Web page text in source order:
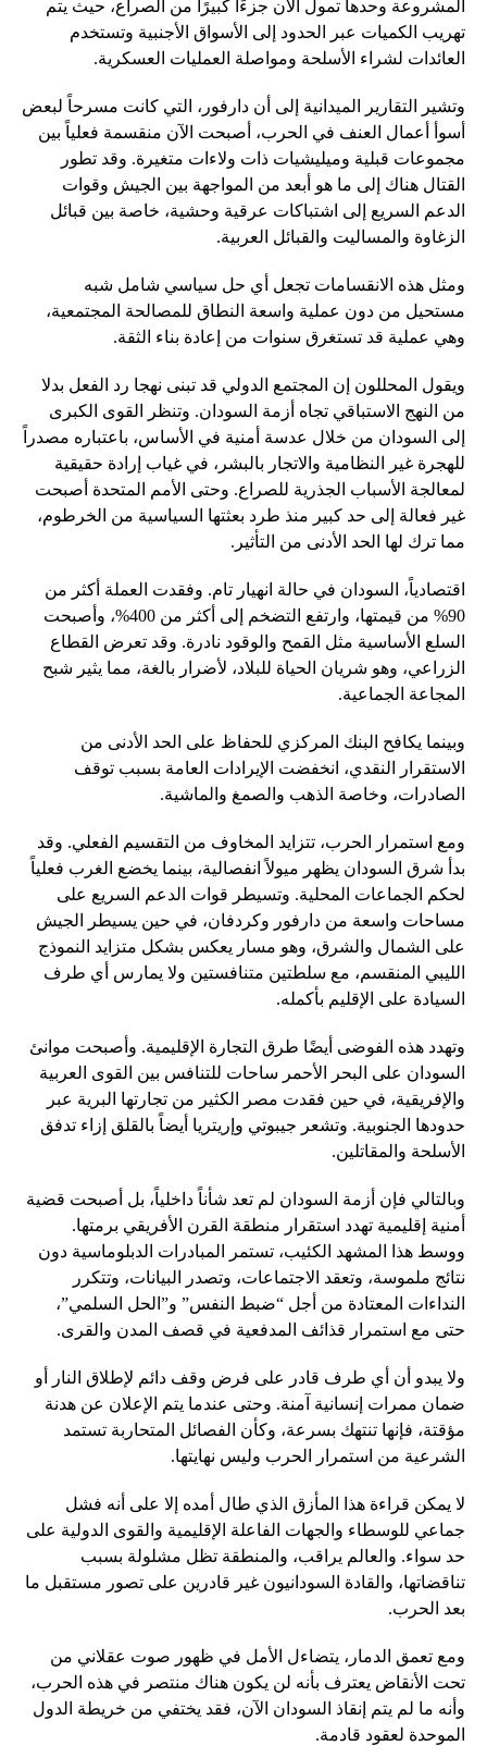
المشروعة وحدها تمول الآن جزءًا كبيرًا من الصراع، حيث يتم
تهريب الكميات عبر الحدود إلى الأسواق الأجنبية وتستخدم
العائدات لشراء الأسلحة ومواصلة العمليات العسكرية.
وتشير التقارير الميدانية إلى أن دارفور، التي كانت مسرحاً لبعض
أسوأ أعمال العنف في الحرب، أصبحت الآن منقسمة فعلياً بين
مجموعات قبلية وميليشيات ذات ولاءات متغيرة. وقد تطور
القتال هناك إلى ما هو أبعد من المواجهة بين الجيش وقوات
الدعم السريع إلى اشتباكات عرقية وحشية، خاصة بين قبائل
الزغاوة والمساليت والقبائل العربية.
ومثل هذه الانقسامات تجعل أي حل سياسي شامل شبه
مستحيل من دون عملية واسعة النطاق للمصالحة المجتمعية،
وهي عملية قد تستغرق سنوات من إعادة بناء الثقة.
ويقول المحللون إن المجتمع الدولي قد تبنى نهجا رد الفعل بدلا
من النهج الاستباقي تجاه أزمة السودان. وتنظر القوى الكبرى
إلى السودان من خلال عدسة أمنية في الأساس، باعتباره مصدراً
للهجرة غير النظامية والاتجار بالبشر، في غياب إرادة حقيقية
لمعالجة الأسباب الجذرية للصراع. وحتى الأمم المتحدة أصبحت
غير فعالة إلى حد كبير منذ طرد بعثتها السياسية من الخرطوم،
مما ترك لها الحد الأدنى من التأثير.
اقتصادياً، السودان في حالة انهيار تام. وفقدت العملة أكثر من
90% من قيمتها، وارتفع التضخم إلى أكثر من 400%، وأصبحت
السلع الأساسية مثل القمح والوقود نادرة. وقد تعرض القطاع
الزراعي، وهو شريان الحياة للبلاد، لأضرار بالغة، مما يثير شبح
المجاعة الجماعية.
وبينما يكافح البنك المركزي للحفاظ على الحد الأدنى من
الاستقرار النقدي، انخفضت الإيرادات العامة بسبب توقف
الصادرات، وخاصة الذهب والصمغ والماشية.
ومع استمرار الحرب، تتزايد المخاوف من التقسيم الفعلي. وقد
بدأ شرق السودان يظهر ميولاً انفصالية، بينما يخضع الغرب فعلياً
لحكم الجماعات المحلية. وتسيطر قوات الدعم السريع على
مساحات واسعة من دارفور وكردفان، في حين يسيطر الجيش
على الشمال والشرق، وهو مسار يعكس بشكل متزايد النموذج
الليبي المنقسم، مع سلطتين متنافستين ولا يمارس أي طرف
السيادة على الإقليم بأكمله.
وتهدد هذه الفوضى أيضًا طرق التجارة الإقليمية. وأصبحت موانئ
السودان على البحر الأحمر ساحات للتنافس بين القوى العربية
والإفريقية، في حين فقدت مصر الكثير من تجارتها البرية عبر
حدودها الجنوبية. وتشعر جيبوتي وإريتريا أيضاً بالقلق إزاء تدفق
الأسلحة والمقاتلين.
وبالتالي فإن أزمة السودان لم تعد شأناً داخلياً، بل أصبحت قضية
أمنية إقليمية تهدد استقرار منطقة القرن الأفريقي برمتها.
ووسط هذا المشهد الكئيب، تستمر المبادرات الدبلوماسية دون
نتائج ملموسة، وتعقد الاجتماعات، وتصدر البيانات، وتتكرر
النداءات المعتادة من أجل “ضبط النفس” و”الحل السلمي”،
حتى مع استمرار قذائف المدفعية في قصف المدن والقرى.
ولا يبدو أن أي طرف قادر على فرض وقف دائم لإطلاق النار أو
ضمان ممرات إنسانية آمنة. وحتى عندما يتم الإعلان عن هدنة
مؤقتة، فإنها تنتهك بسرعة، وكأن الفصائل المتحاربة تستمد
الشرعية من استمرار الحرب وليس نهايتها.
لا يمكن قراءة هذا المأزق الذي طال أمده إلا على أنه فشل
جماعي للوسطاء والجهات الفاعلة الإقليمية والقوى الدولية على
حد سواء. والعالم يراقب، والمنطقة تظل مشلولة بسبب
تناقضاتها، والقادة السودانيون غير قادرين على تصور مستقبل ما
بعد الحرب.
ومع تعمق الدمار، يتضاءل الأمل في ظهور صوت عقلاني من
تحت الأنقاض يعترف بأنه لن يكون هناك منتصر في هذه الحرب،
وأنه ما لم يتم إنقاذ السودان الآن، فقد يختفي من خريطة الدول
الموحدة لعقود قادمة.